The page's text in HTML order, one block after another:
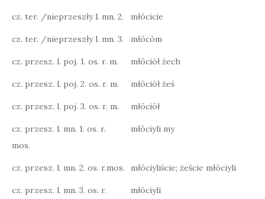
cz. ter. /nieprzeszły l. mn. 2. młōcicie
cz. ter. /nieprzeszły l. mn. 3. młōcōm
cz. przesz. l. poj. 1. os. r. m. młōciōł żech
cz. przesz. l. poj. 2. os. r. m. młōciōł żeś
cz. przesz. l. poj. 3. os. r. m. młōciōł
cz. przesz. l. mn. 1. os. r.
mos.
młōciyli my
cz. przesz. l. mn. 2. os. r.mos. młōciyliście; żeście młōciyli
cz. przesz. l. mn. 3. os. r.
młōciyli